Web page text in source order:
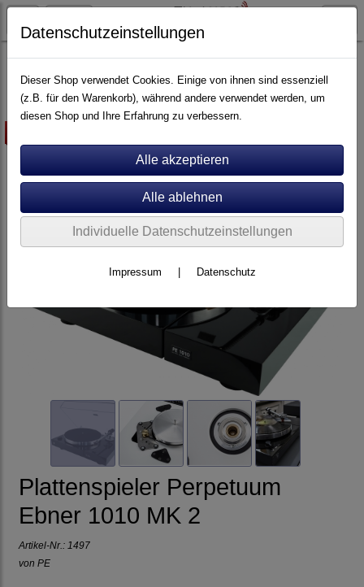
Artikel nach Marken P - Z Perpetuum Ebner
Plattenspieler Perpetuum
Ebner 1010 MK 2
Artikel-Nr.: 1497
von PE
Datenschutzeinstellungen
Dieser Shop verwendet Cookies. Einige von ihnen sind essenziell
(z.B. für den Warenkorb), während andere verwendet werden, um
diesen Shop und Ihre Erfahrung zu verbessern.
Individuelle Datenschutzeinstellungen
Impressum Datenschutz